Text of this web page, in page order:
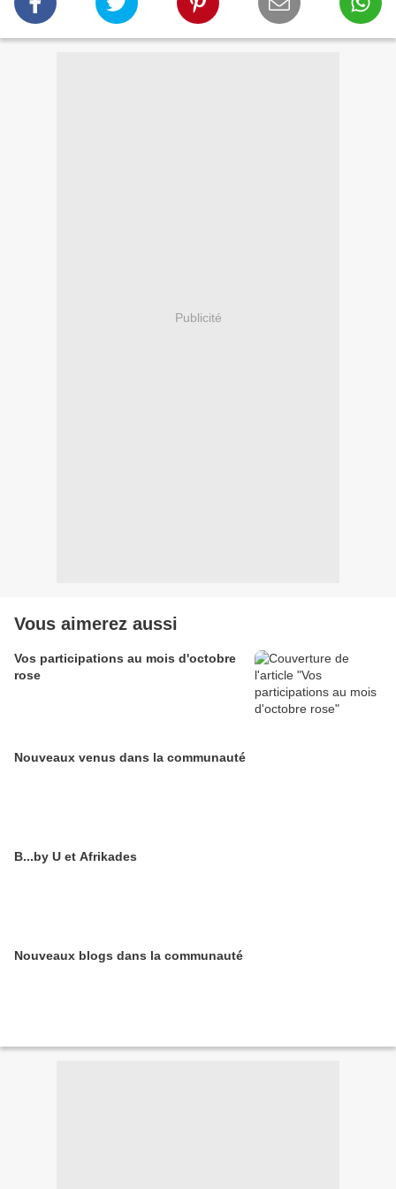
Publicité
Vous aimerez aussi
Vos participations au mois d'octobre
rose
Nouveaux venus dans la communauté
B...by U et Afrikades
Nouveaux blogs dans la communauté